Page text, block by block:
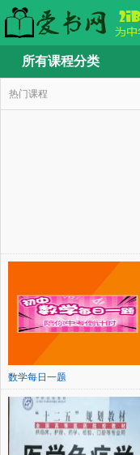
所有课程分类
热门课程
数学每日一题